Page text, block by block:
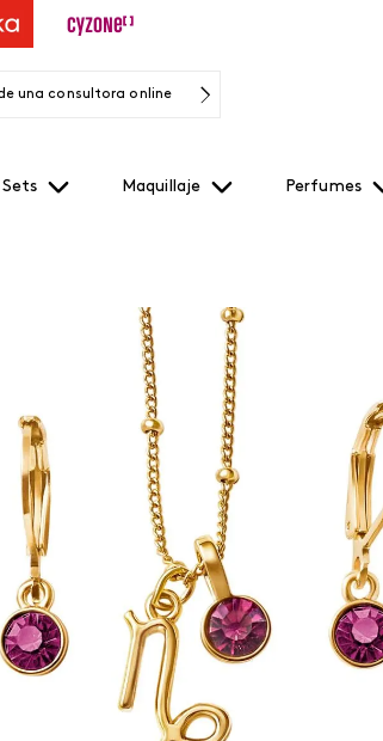
una consultora online
Sets Maquillaje Perfumes